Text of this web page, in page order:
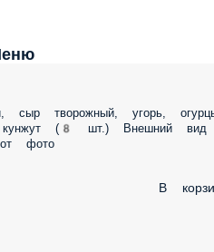
сыр творожный, угорь,
кунжут (8 шт.) Внешний вид
фото
В